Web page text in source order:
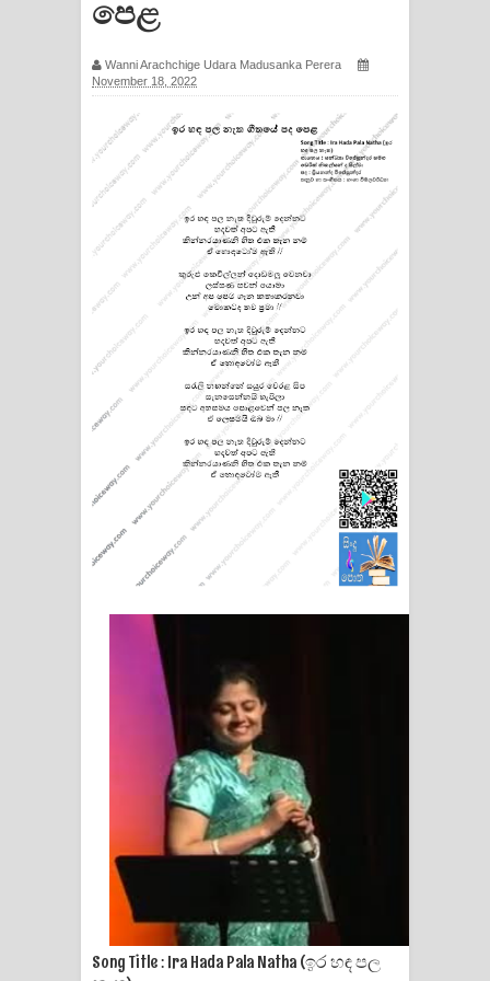
Ras Balan Song Lyrics - රැස් බලන්
ගීතයේ පද පෙළ
Hoda sihiyen Song Lyrics - හොද
සිහියෙන් ගීතයේ පද පෙළ
Awanken Song Lyrics - අවංකෙන්
ගීතයේ පද පෙළ
Pa Sina Song Lyrics - පෑ සිනා ගීතයේ
පද පෙළ
Pemwanthiye Song Lyrics -
පෙම්වන්තියේ ගීතයේ පද පෙළ
Manobhawa Song Lyrics - මනෝභව
ගීතයේ පද පෙළ
ඉඳලා ගීතයේ පද පෙළ
Raawaya Song Lyrics - රාවය ගීතයේ
පද පෙළ
Saddeta Denna Song Lyrics - සද්දෙට
දෙන්න ගීතයේ පද පෙළ
Kaalaya Song Lyrics - කාලය ගීතයේ පද
පෙළ
පෙළ
Wanni Arachchige Udara Madusanka Perera
November 18, 2022
Song Title : Ira Hada Pala Natha (ඉර හඳ පල